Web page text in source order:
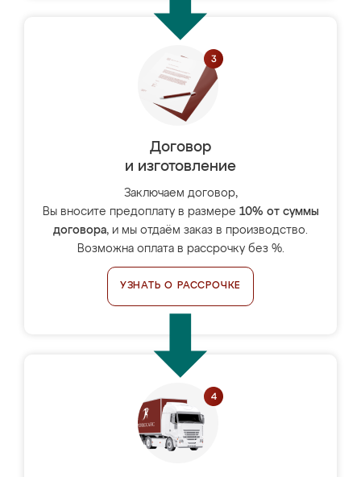
Договор
и изготовление
Заключаем договор,
Вы вносите предоплату в размере 10% от суммы
договора, и мы отдаём заказ в производство.
Возможна оплата в рассрочку без %.
УЗНАТЬ О РАССРОЧКЕ